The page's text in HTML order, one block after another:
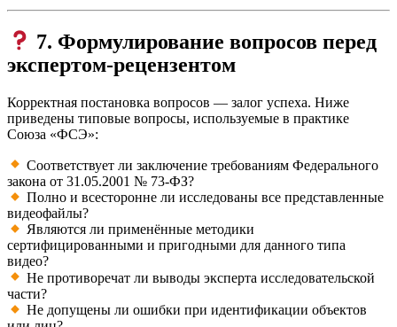
7. Формулирование вопросов перед
экспертом-рецензентом
Корректная постановка вопросов — залог успеха. Ниже
приведены типовые вопросы, используемые в практике
Союза «ФСЭ»:
Соответствует ли заключение требованиям Федерального
закона от 31.05.2001 № 73-ФЗ?
Полно и всесторонне ли исследованы все представленные
видеофайлы?
Являются ли применённые методики
сертифицированными и пригодными для данного типа
видео?
Не противоречат ли выводы эксперта исследовательской
части?
Не допущены ли ошибки при идентификации объектов